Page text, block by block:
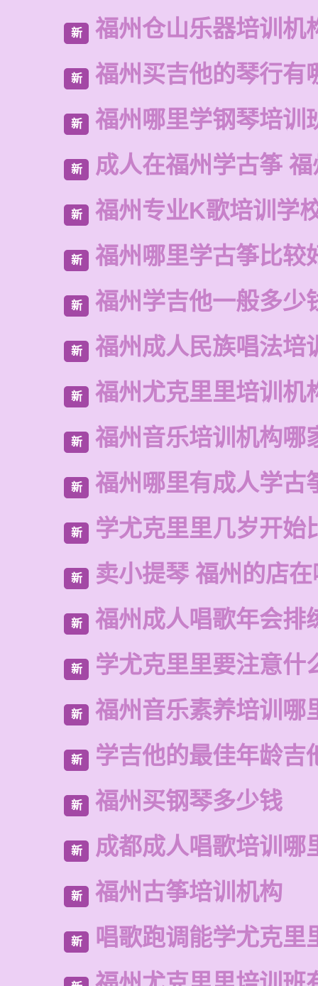
新 福州仓山乐器培训机
新 福州买吉他的琴行有
新 福州哪里学钢琴培训
新 成人在福州学古筝
新 福州专业K歌培训学
新 福州哪里学古筝比较
新 福州学吉他一般多少
新 福州成人民族唱法培
新 福州尤克里里培训机
新 福州音乐培训机构哪
新 福州哪里有成人学古
新 学尤克里里几岁开始
新 卖小提琴 福州的店
新 福州成人唱歌年会排
新 学尤克里里要注意什
新 福州音乐素养培训哪
新 学吉他的最佳年龄吉
新 福州买钢琴多少钱
新 成都成人唱歌培训哪
新 福州古筝培训机构
新 唱歌跑调能学尤克里